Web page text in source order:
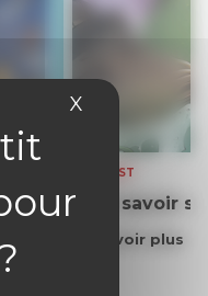
X Masquer le
PODCAST
Tout savoir
En savoir plus